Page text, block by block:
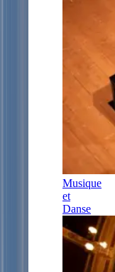
Musique
et
Danse